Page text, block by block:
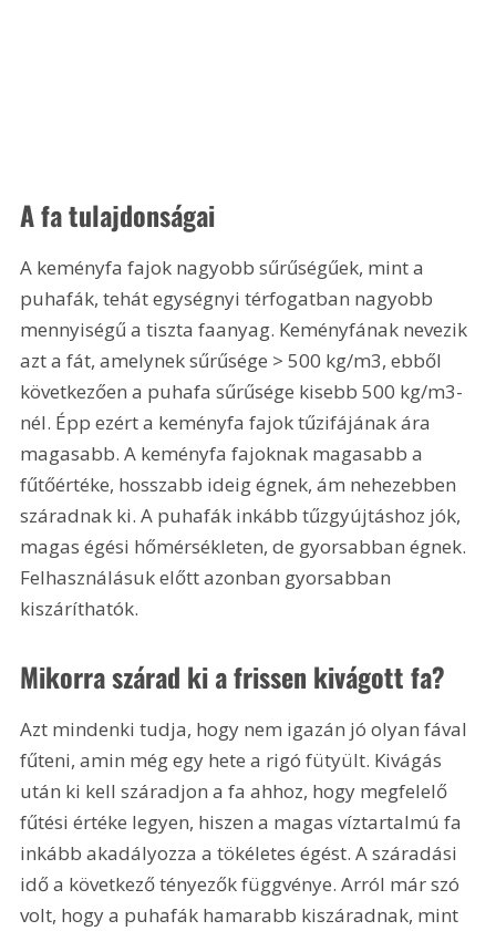
A fa tulajdonságai
A keményfa fajok nagyobb sűrűségűek, mint a
puhafák, tehát egységnyi térfogatban nagyobb
mennyiségű a tiszta faanyag. Keményfának nevezik
azt a fát, amelynek sűrűsége > 500 kg/m3, ebből
következően a puhafa sűrűsége kisebb 500 kg/m3-
nél. Épp ezért a keményfa fajok tűzifájának ára
magasabb. A keményfa fajoknak magasabb a
fűtőértéke, hosszabb ideig égnek, ám nehezebben
száradnak ki. A puhafák inkább tűzgyújtáshoz jók,
magas égési hőmérsékleten, de gyorsabban égnek.
Felhasználásuk előtt azonban gyorsabban
kiszáríthatók.
Mikorra szárad ki a frissen kivágott fa?
Azt mindenki tudja, hogy nem igazán jó olyan fával
fűteni, amin még egy hete a rigó fütyült. Kivágás
után ki kell száradjon a fa ahhoz, hogy megfelelő
fűtési értéke legyen, hiszen a magas víztartalmú fa
inkább akadályozza a tökéletes égést. A száradási
idő a következő tényezők függvénye. Arról már szó
volt, hogy a puhafák hamarabb kiszáradnak, mint